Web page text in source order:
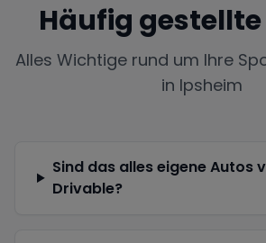
Häufig gestellte
Alles Wichtige rund um Ihre
in Ipsheim
Sind das alles eigene Autos
Drivable?